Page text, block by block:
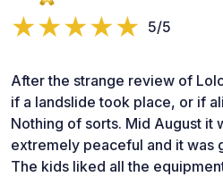
5/5
After the strange review of
if a landslide took place, or if
Nothing of sorts. Mid August it
extremely peaceful and it was
The kids liked all the